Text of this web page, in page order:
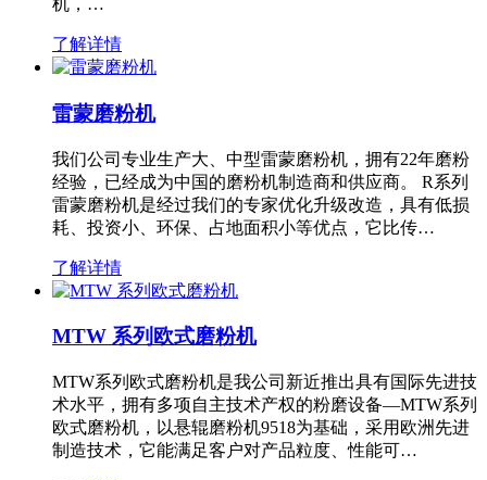
机，…
了解详情
雷蒙磨粉机
我们公司专业生产大、中型雷蒙磨粉机，拥有22年磨粉
经验，已经成为中国的磨粉机制造商和供应商。 R系列
雷蒙磨粉机是经过我们的专家优化升级改造，具有低损
耗、投资小、环保、占地面积小等优点，它比传…
了解详情
MTW 系列欧式磨粉机
MTW系列欧式磨粉机是我公司新近推出具有国际先进技
术水平，拥有多项自主技术产权的粉磨设备—MTW系列
欧式磨粉机，以悬辊磨粉机9518为基础，采用欧洲先进
制造技术，它能满足客户对产品粒度、性能可…